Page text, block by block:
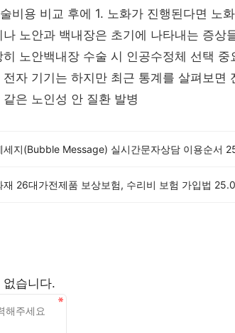
비용 비교 후에 1. 노화가 진행된다면 노
노안과 백내장은 초기에 나타내는 증상
히 노안백내장 수술 시 인공수정체 선택
자 기기는 하지만 최근 통계를 살펴보면
은 노인성 안 질환 발병
세지(Bubble Message) 실시간문자상담 이용순서
재 26대가전제품 보상보험, 수리비 보험 가입법
습니다.